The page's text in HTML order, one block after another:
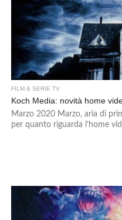
FILM & SERIE TV
Koch Media: novità home
Marzo 2020 Marzo, aria di
per quanto riguarda l’home